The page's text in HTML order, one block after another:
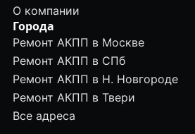
О компании
Города
Ремонт АКПП в Москве
Ремонт АКПП в СПб
Ремонт АКПП в Н. Новгороде
Ремонт АКПП в Твери
Все адреса